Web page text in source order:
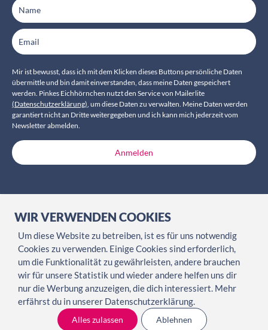
Mir ist bewusst, dass ich mit dem Klicken dieses Buttons persönliche Daten
übermittle und bin damit einverstanden, dass meine Daten gespeichert
werden. Pinkes Eichhörnchen nutzt den Service von Mailerlite
(Datenschutzerklärung), um diese Daten zu verwalten. Meine Daten werden
garantiert nicht an Dritte weitergegeben und ich kann mich jederzeit vom
Newsletter abmelden.
Anmelden
FÖRDERER
Gefördert vom Ministerium für Wissenschaft und Kultur des
Landes NRW und Soziokultur NRW
WIR VERWENDEN COOKIES
Um diese Website zu betreiben, ist es für uns notwendig
Cookies zu verwenden. Einige Cookies sind erforderlich,
um die Funktionalität zu gewährleisten, andere brauchen
wir für unsere Statistik und wieder andere helfen uns dir
nur die Werbung anzuzeigen, die dich interessiert. Mehr
erfährst du in unserer Datenschutzerklärung.
Alles zulassen Ablehnen